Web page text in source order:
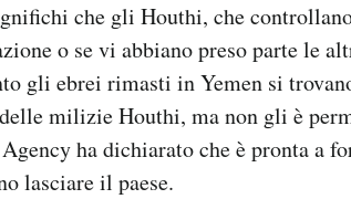
che gli Houthi, che
o se vi abbiano preso parte le
gli ebrei rimasti in Yemen si
milizie Houthi, ma non gli è
ha dichiarato che è pronta a
lasciare il paese.